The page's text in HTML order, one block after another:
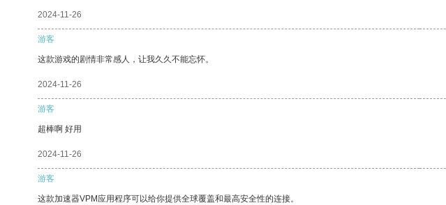
2024-11-26
游客
这款游戏的剧情非常感人，让我久久不能忘怀。
2024-11-26
游客
超棒啊 好用
2024-11-26
游客
这款加速器VPM应用程序可以给你提供全球覆盖和最高安全性的连接。